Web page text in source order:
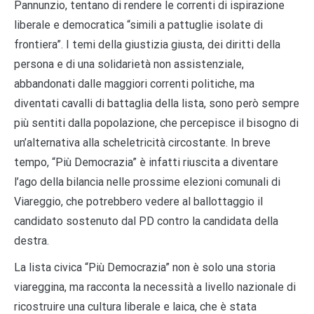
Pannunzio, tentano di rendere le correnti di ispirazione
liberale e democratica “simili a pattuglie isolate di
frontiera”. I temi della giustizia giusta, dei diritti della
persona e di una solidarietà non assistenziale,
abbandonati dalle maggiori correnti politiche, ma
diventati cavalli di battaglia della lista, sono però sempre
più sentiti dalla popolazione, che percepisce il bisogno di
un’alternativa alla scheletricità circostante. In breve
tempo, “Più Democrazia” è infatti riuscita a diventare
l’ago della bilancia nelle prossime elezioni comunali di
Viareggio, che potrebbero vedere al ballottaggio il
candidato sostenuto dal PD contro la candidata della
destra.
La lista civica “Più Democrazia” non è solo una storia
viareggina, ma racconta la necessità a livello nazionale di
ricostruire una cultura liberale e laica, che è stata